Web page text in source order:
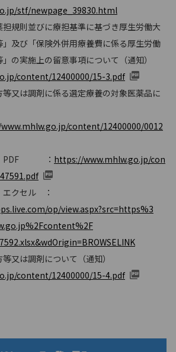
stf/newpage_39830.html
担規則並びに療担基準に基づき厚生労働大
及び「保険外併用療養費に係る厚生労働
の実施上の留意事項について（通知）
content/12400000/15-3.pdf
等又は調剤に係る選定療養の対象医薬品に
content/12400000/0012
ト PDF ： https://www.mhlw.go.jp/con
エクセル ：
op/view.aspx?src=https%3
又は調剤について（通知）
content/12400000/15-4.pdf